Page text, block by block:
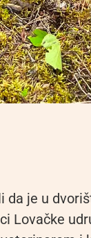
je u
Lovačke